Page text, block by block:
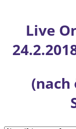
Live